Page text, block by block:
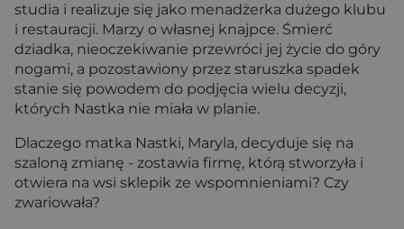
studia i realizuje się jako menadżerka dużego klubu
i restauracji. Marzy o własnej knajpce. Śmierć
dziadka, nieoczekiwanie przewróci jej życie do góry
nogami, a pozostawiony przez staruszka spadek
stanie się powodem do podjęcia wielu decyzji,
których Nastka nie miała w planie.
Dlaczego matka Nastki, Maryla, decyduje się na
szaloną zmianę - zostawia firmę, którą stworzyła i
otwiera na wsi sklepik ze wspomnieniami? Czy
zwariowała?